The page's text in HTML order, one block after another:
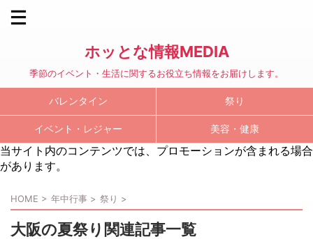
ホッとな情報MEDIA
季節のイベント・生活に関するお役立ち情報をお届けします。
バレンタイン 祭り
イベント・レジャー 美容・健康
当サイト内のコンテンツでは、プロモーションが含まれる場合
があります。
HOME > 年中行事 > 祭り >
大阪の夏祭り関連記事一覧